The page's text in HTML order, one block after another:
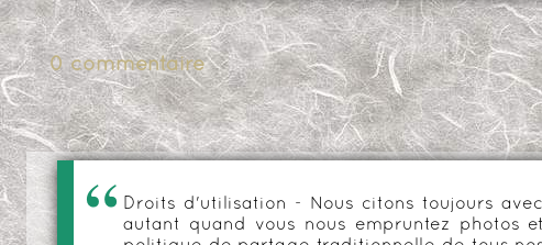
0 commentaire
Droits d'utilisation - Nous citons toujours
autant quand vous nous empruntez photos